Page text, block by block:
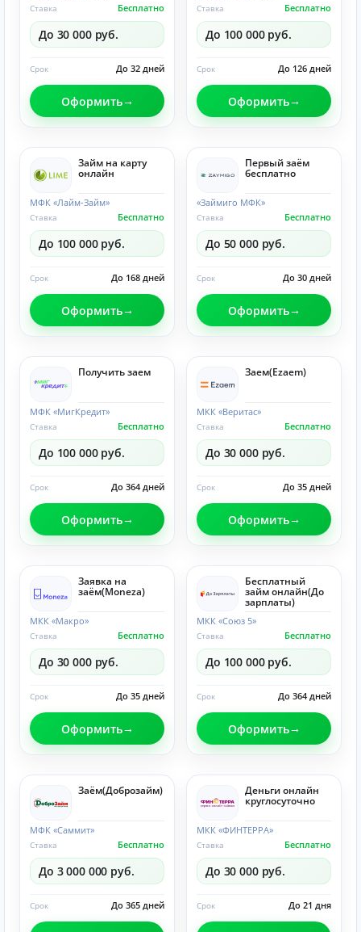
Бесплатно
Ставка
До 30 000 руб.
До 32 дней
Срок
Оформить
Бесплатно
Ставка
До 100 000 руб.
До 126 дней
Срок
Оформить
Займ на карту
онлайн
МФК «Лайм-Займ»
Бесплатно
Ставка
До 100 000 руб.
До 168 дней
Срок
Оформить
Первый заём
бесплатно
«Займиго МФК»
Бесплатно
Ставка
До 50 000 руб.
До 30 дней
Срок
Оформить
Получить заем
МФК «МигКредит»
Бесплатно
Ставка
До 100 000 руб.
До 364 дней
Срок
Оформить
Заем(Ezaem)
МКК «Веритас»
Бесплатно
Ставка
До 30 000 руб.
До 35 дней
Срок
Оформить
Заявка на
заём(Moneza)
МКК «Макро»
Бесплатно
Ставка
До 30 000 руб.
До 35 дней
Срок
Оформить
Бесплатный
займ онлайн(До
зарплаты)
МКК «Союз 5»
Бесплатно
Ставка
До 100 000 руб.
До 364 дней
Срок
Оформить
Заём(Доброзайм)
МФК «Саммит»
Бесплатно
Ставка
До 3 000 000 руб.
До 365 дней
Срок
Деньги онлайн
круглосуточно
МКК «ФИНТЕРРА»
Бесплатно
Ставка
До 30 000 руб.
До 21 дня
Срок